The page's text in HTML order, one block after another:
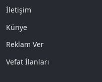
İletişim
Künye
Reklam Ver
Vefat İlanları